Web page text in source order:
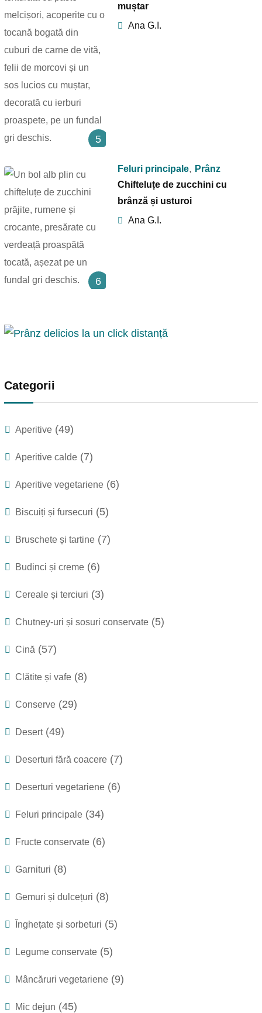
5
muștar
Ana G.I.
6
Feluri principale, Prânz
Chifteluțe de zucchini cu
brânză și usturoi
Ana G.I.
Categorii
Aperitive (49)
Aperitive calde (7)
Aperitive vegetariene (6)
Biscuiți și fursecuri (5)
Bruschete și tartine (7)
Budinci și creme (6)
Cereale și terciuri (3)
Chutney-uri și sosuri conservate (5)
Cină (57)
Clătite și vafe (8)
Conserve (29)
Desert(49)
Deserturi fără coacere (7)
Deserturi vegetariene (6)
Feluri principale (34)
Fructe conservate (6)
Garnituri (8)
Gemuri și dulcețuri (8)
Înghețate și sorbeturi (5)
Legume conservate (5)
Mâncăruri vegetariene (9)
Mic dejun (45)